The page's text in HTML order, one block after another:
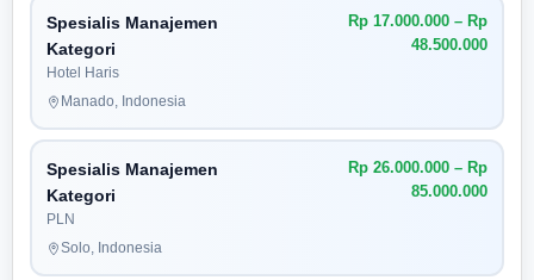
Spesialis Manajemen
Kategori
Hotel Haris
Rp 17.000.000 – Rp
48.500.000
Manado, Indonesia
Spesialis Manajemen
Kategori
PLN
Rp 26.000.000 – Rp
85.000.000
Solo, Indonesia